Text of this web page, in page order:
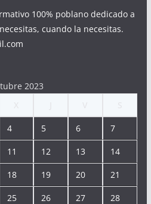
100% poblano dedicado a
cuando la necesitas.
2023
4 5 6 7
11 12 13 14
18 19 20 21
25 26 27 28